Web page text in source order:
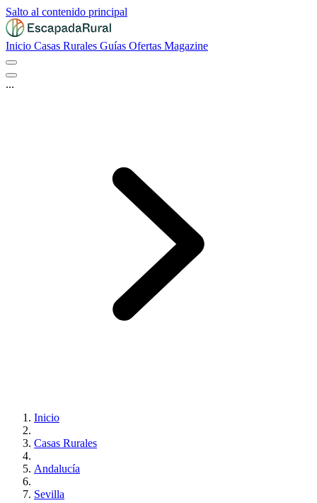
Salto al contenido principal
Inicio Casas Rurales Guías Ofertas Magazine
...
Inicio
Casas Rurales
Andalucía
Sevilla